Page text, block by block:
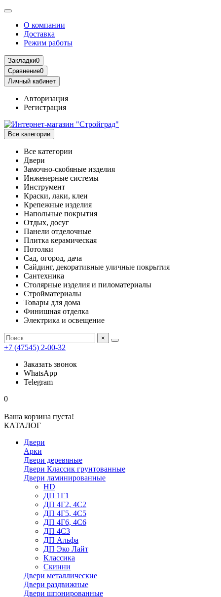
О компании
Доставка
Режим работы
Закладки0
Сравнение0
Личный кабинет
Авторизация
Регистрация
Все категории
Все категории
Двери
Замочно-скобяные изделия
Инженерные системы
Инструмент
Краски, лаки, клеи
Крепежные изделия
Напольные покрытия
Отдых, досуг
Панели отделочные
Плитка керамическая
Потолки
Сад, огород, дача
Сайдинг, декоративные уличные покрытия
Сантехника
Столярные изделия и пиломатериалы
Стройматериалы
Товары для дома
Финишная отделка
Электрика и освещение
×
+7 (47545) 2-00-32
Заказать звонок
WhatsApp
Telegram
0
Ваша корзина пуста!
КАТАЛОГ
Двери
Арки
Двери деревяные
Двери Классик грунтованные
Двери ламинированные
HD
ДП 1Г1
ДП 4Г2, 4С2
ДП 4Г5, 4С5
ДП 4Г6, 4С6
ДП 4С3
ДП Альфа
ДП Эко Лайт
Классика
Скинни
Двери металлические
Двери раздвижные
Двери шпонированные